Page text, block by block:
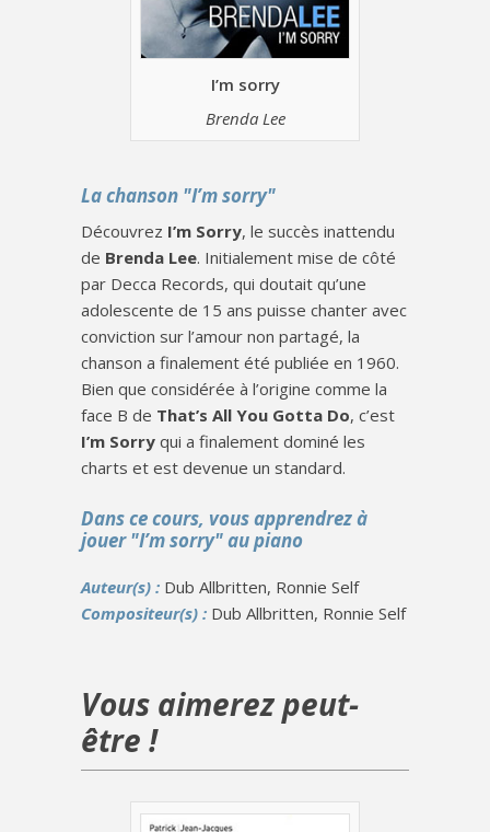
I’m sorry
Brenda Lee
La chanson "I’m sorry"
Découvrez I’m Sorry, le succès inattendu
de Brenda Lee. Initialement mise de côté
par Decca Records, qui doutait qu’une
adolescente de 15 ans puisse chanter avec
conviction sur l’amour non partagé, la
chanson a finalement été publiée en 1960.
Bien que considérée à l’origine comme la
face B de That’s All You Gotta Do, c’est
I’m Sorry qui a finalement dominé les
charts et est devenue un standard​​.
Dans ce cours, vous apprendrez à
jouer "I’m sorry" au piano
Auteur(s) : Dub Allbritten, Ronnie Self
Compositeur(s) : Dub Allbritten, Ronnie Self
Vous aimerez peut-
être !